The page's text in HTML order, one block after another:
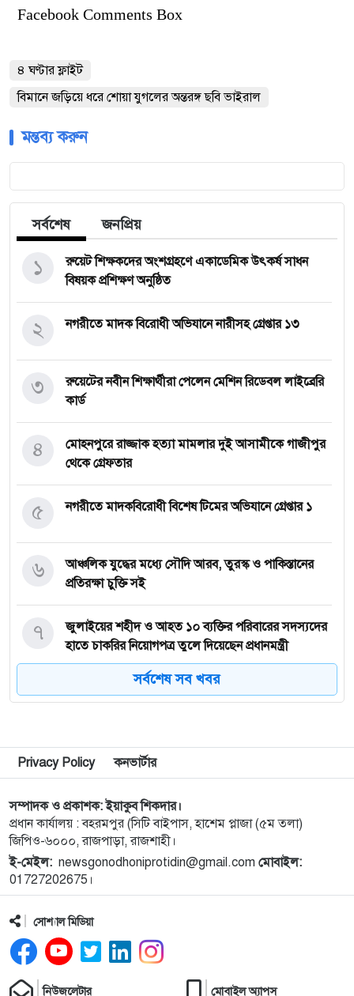
Facebook Comments Box
৪ ঘণ্টার ফ্লাইট
বিমানে জড়িয়ে ধরে শোয়া যুগলের অন্তরঙ্গ ছবি ভাইরাল
মন্তব্য করুন
সর্বশেষ জনপ্রিয়
রুয়েট শিক্ষকদের অংশগ্রহণে একাডেমিক উৎকর্ষ সাধন
বিষয়ক প্রশিক্ষণ অনুষ্ঠিত
১
নগরীতে মাদক বিরোধী অভিযানে নারীসহ গ্রেপ্তার ১৩
২
রুয়েটের নবীন শিক্ষার্থীরা পেলেন মেশিন রিডেবল লাইব্রেরি
কার্ড
৩
মোহনপুরে রাজ্জাক হত্যা মামলার দুই আসামীকে গাজীপুর
থেকে গ্রেফতার
৪
নগরীতে মাদকবিরোধী বিশেষ টিমের অভিযানে গ্রেপ্তার ১
৫
আঞ্চলিক যুদ্ধের মধ্যে সৌদি আরব, তুরস্ক ও পাকিস্তানের
প্রতিরক্ষা চুক্তি সই
৬
জুলাইয়ের শহীদ ও আহত ১০ ব্যক্তির পরিবারের সদস্যদের
হাতে চাকরির নিয়োগপত্র তুলে দিয়েছেন প্রধানমন্ত্রী
৭
জ্বালানি সংকট মোকাবিলায় সরকার সর্বোচ্চ চেষ্টা চালিয়ে
যাচ্ছে: প্রধানমন্ত্রী
৮
সীমান্তে বিজিবির অভিযানে বিপুল পরিমান ভারতীয়
মাদকদ্রব্য জব্দ
৯
নেপালের আকাশে ভয় পেলেন অপু বিশ্বাস!
১০
বগুড়া এরুলিয়া এলাকায় সড়ক দুর্ঘট্নায় সকালে ৭ জন,
১১
এসোসিয়েশনের নেতৃবৃন্দের সাক্ষাৎ
১২
সর্বশেষ সব খবর
Privacy Policy কনভার্টার
সম্পাদক ও প্রকাশক: ইয়াকুব শিকদার।
প্রধান কার্যালয় : বহরমপুর (সিটি বাইপাস, হাশেম প্লাজা (৫ম তলা)
জিপিও-৬০০০, রাজপাড়া, রাজশাহী।
ই-মেইল: newsgonodhoniprotidin@gmail.com মোবাইল:
01727202675।
সোশ্যাল মিডিয়া
নিউজলেটার মোবাইল অ্যাপস